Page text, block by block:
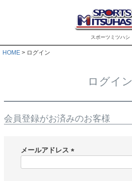
スポーツミツハシ
HOME ログイン
ログイン
会員登録がお済みのお客様
メールアドレス